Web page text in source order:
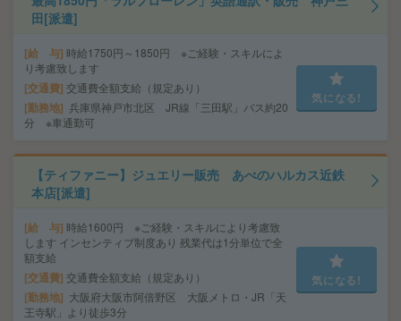
田[派遣]
給 与 時給1750円～1850円 ※ご経験・スキルによ
り考慮致します
交通費 交通費全額支給（規定あり）
勤務地 兵庫県神戸市北区 JR線「三田駅」バス約20
分 ※車通勤可
気になる!
【ティファニー】ジュエリー販売 あべのハルカス近鉄
本店[派遣]
給 与 時給1600円 ※ご経験・スキルにより考慮致
します インセンティブ制度あり 残業代は1分単位で全
額支給
交通費 交通費全額支給（規定あり）
勤務地
大阪府大阪市阿倍野区 大阪メトロ・JR「天
王寺駅」より徒歩3分
気になる!